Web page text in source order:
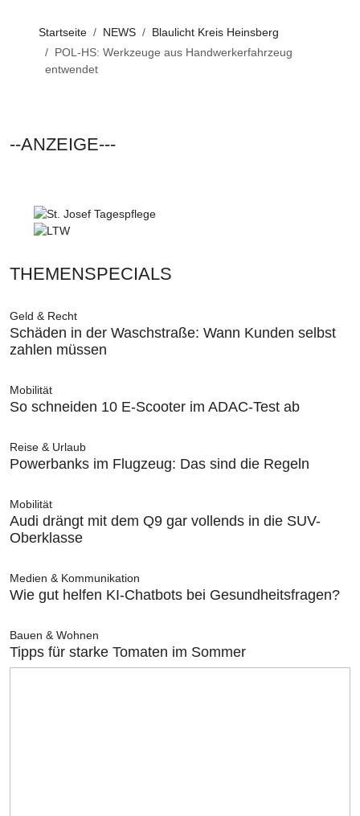
Startseite NEWS
Blaulicht Kreis Heinsberg
POL-HS: Werkzeuge aus Handwerkerfahrzeug
entwendet
--ANZEIGE---
THEMENSPECIALS
Geld & Recht
Schäden in der Waschstraße: Wann Kunden selbst
zahlen müssen
Mobilität
So schneiden 10 E-Scooter im ADAC-Test ab
Reise & Urlaub
Powerbanks im Flugzeug: Das sind die Regeln
Mobilität
Audi drängt mit dem Q9 gar vollends in die SUV-
Oberklasse
Medien & Kommunikation
Wie gut helfen KI-Chatbots bei Gesundheitsfragen?
Bauen & Wohnen
Tipps für starke Tomaten im Sommer